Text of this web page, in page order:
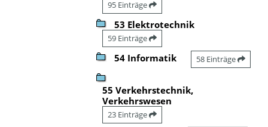
95 Einträge
53 Elektrotechnik
59 Einträge
54 Informatik 58 Einträge
55 Verkehrstechnik,
Verkehrswesen
23 Einträge